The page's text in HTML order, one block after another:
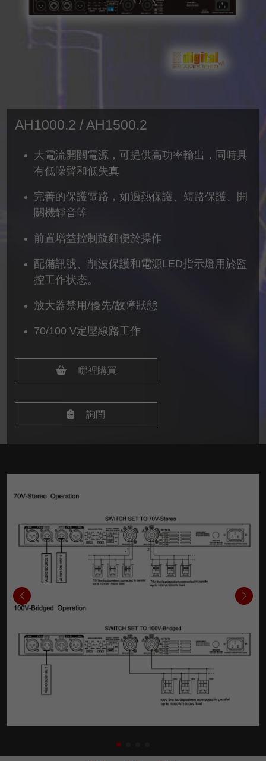
AH1000.2 / AH1500.2
大電流開關電源，可提供高功率輸出，同時具
有低噪聲和低失真
完善的保護電路，如過熱保護、短路保護、開
關機靜音等
前置增益控制旋鈕便於操作
配備訊號、削波保護和電源LED指示燈用於監
控工作状态。
放大器禁用/優先/故障狀態
70/100 V定壓線路工作
哪裡購買
詢問